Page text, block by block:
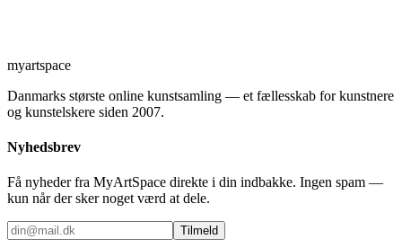
myartspace
Danmarks største online kunstsamling — et fællesskab for kunstnere
og kunstelskere siden 2007.
Nyhedsbrev
Få nyheder fra MyArtSpace direkte i din indbakke. Ingen spam —
kun når der sker noget værd at dele.
Tilmeld